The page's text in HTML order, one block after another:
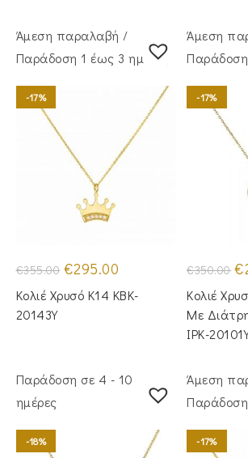
Άμεση παραλαβή /
Παράδoση 1 έως 3 ημέρες
-17%
€355.00 Original
price
was:
€355.00.
€295.00
τιμή
είναι:
Κολιέ Χρυσό Κ14 KBK-
20143Y
Άμεση
-17%
€350.00 €
Κολιέ
Με
IPK-
Παράδοση σε 4 - 10
ημέρες
-18%
Άμεση
-17%